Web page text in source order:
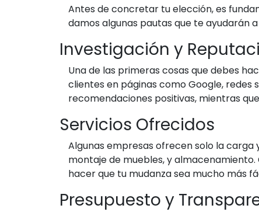
Antes de concretar tu elección, es
damos algunas pautas que te ayudarán
Investigación y
Una de las primeras cosas que debes
clientes en páginas como Google, redes
recomendaciones positivas, mientras
Servicios Ofrecidos
Algunas empresas ofrecen solo la
montaje de muebles, y
hacer que tu mudanza sea mucho más
Presupuesto y